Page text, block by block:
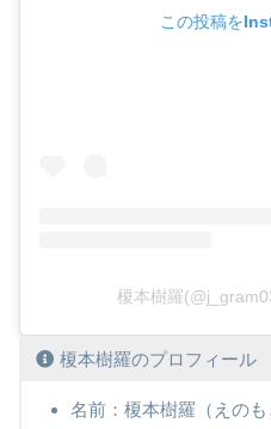
この投稿を
榎本樹羅
榎本樹羅のプロフィール
名前：榎本樹羅（えの